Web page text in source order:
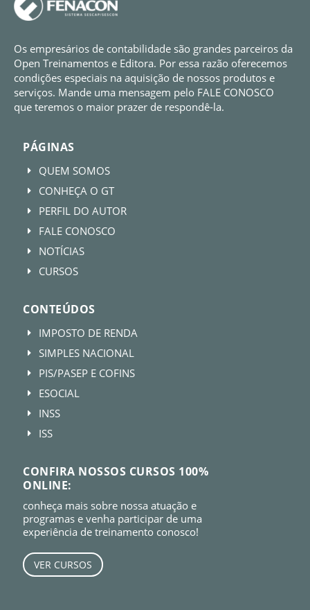
Os empresários de contabilidade são grandes parceiros da
Open Treinamentos e Editora. Por essa razão oferecemos
condições especiais na aquisição de nossos produtos e
serviços. Mande uma mensagem pelo FALE CONOSCO
que teremos o maior prazer de respondê-la.
PÁGINAS
E QUEM SOMOS
E CONHEÇA O GT
E PERFIL DO AUTOR
E FALE CONOSCO
E NOTÍCIAS
E CURSOS
CONTEÚDOS
E IMPOSTO DE RENDA
E SIMPLES NACIONAL
E PIS/PASEP E COFINS
E ESOCIAL
E INSS
E ISS
CONFIRA NOSSOS CURSOS 100%
ONLINE:
conheça mais sobre nossa atuação e
programas e venha participar de uma
experiência de treinamento conosco!
VER CURSOS